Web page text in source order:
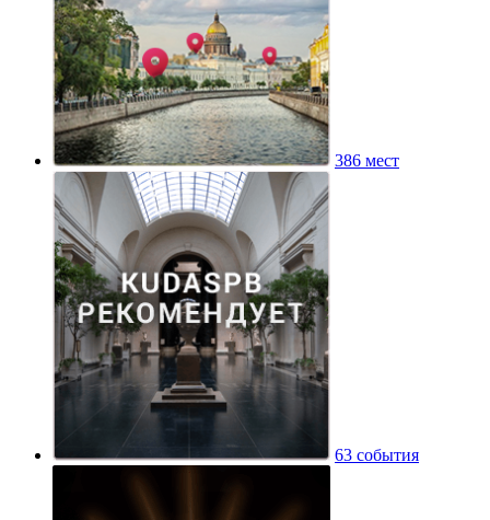
386 мест
63 события